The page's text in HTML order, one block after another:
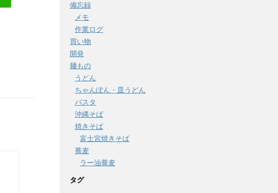
備忘録
メモ
作業ログ
買い物
開発
麺もの
うどん
ちゃんぽん・皿うどん
パスタ
沖縄そば
焼きそば
富士宮焼きそば
蕎麦
ラー油蕎麦
タグ